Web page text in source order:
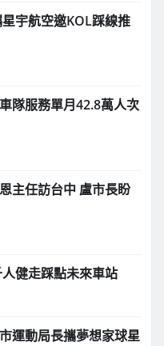
宇航空邀KOL踩線推
隊服務單月42.8萬人次
主任訪台中 盧市長盼
健走踩點未來車站
運動局長攜夢想家球星